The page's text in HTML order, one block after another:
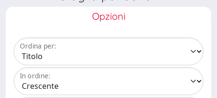
Opzioni
Ordina per:
In ordine: